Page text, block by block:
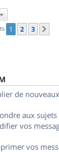
1 2 3
de
aux
vos
vos